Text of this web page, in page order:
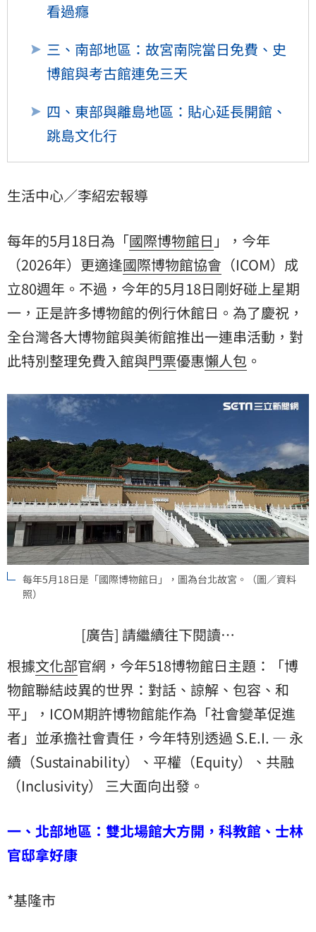
看過癮
三、南部地區：故宮南院當日免費、史
博館與考古館連免三天
四、東部與離島地區：貼心延長開館、
跳島文化行
生活中心／李紹宏報導
每年的5月18日為「國際博物館日 」，今年
（2026年）更適逢國際博物館協會 （ICOM）成
立80週年。不過，今年的5月18日剛好碰上星期
一，正是許多博物館的例行休館日。為了慶祝，
全台灣各大博物館與美術館推出一連串活動，對
此特別整理免費入館與門票優惠懶人包 。
每年5月18日是「國際博物館日」，圖為台北故宮。（圖／資料
照）
[廣告] 請繼續往下閱讀…
根據文化部官網，今年518博物館日主題：「博
物館聯結歧異的世界：對話、諒解、包容、和
平」，ICOM期許博物館能作為「社會變革促進
者」並承擔社會責任，今年特別透過 S.E.I. — 永
續（Sustainability）、平權（Equity）、共融
（Inclusivity） 三大面向出發。
一、北部地區：雙北場館大方開，科教館、士林
官邸拿好康
*基隆市